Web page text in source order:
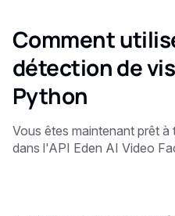
Comment
détection de
Python
Vous êtes maintenant prêt
dans l'API Eden AI Video